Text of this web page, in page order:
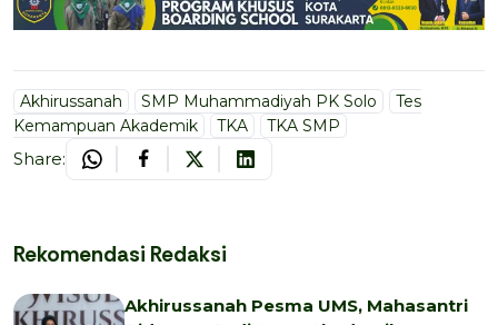
Akhirussanah SMP Muhammadiyah PK Solo
Tes
Kemampuan Akademik
TKA TKA SMP
Share:
Rekomendasi Redaksi
Akhirussanah Pesma UMS, Mahasantri